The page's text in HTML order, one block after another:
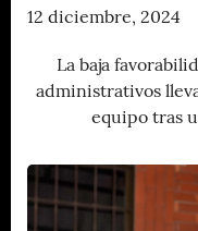
12 diciembre, 2024
La baja
administrativos
equipo tras